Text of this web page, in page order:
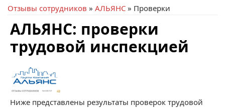
Отзывы сотрудников » АЛЬЯНС » Проверки
АЛЬЯНС: проверки
трудовой инспекцией
Ниже представлены результаты проверок трудовой